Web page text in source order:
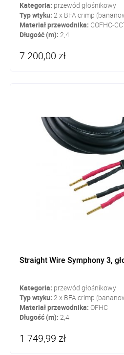
Kategoria: przewód głośnikowy
Typ wtyku: 2 x BFA crimp
Materiał przewodnika: COFHC-
Długość (m): 2,4
7 200,00 zł
Straight Wire Symphony 3,
Kategoria: przewód głośnikowy
Typ wtyku: 2 x BFA crimp
Materiał przewodnika: OFHC
Długość (m): 2,4
1 749,99 zł